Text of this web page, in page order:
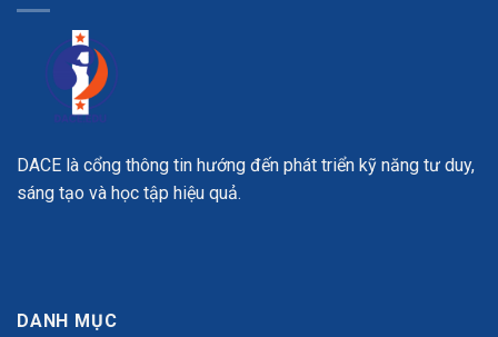
DACE là cổng thông tin hướng đến phát triển kỹ năng tư duy,
sáng tạo và học tập hiệu quả.
DANH MỤC